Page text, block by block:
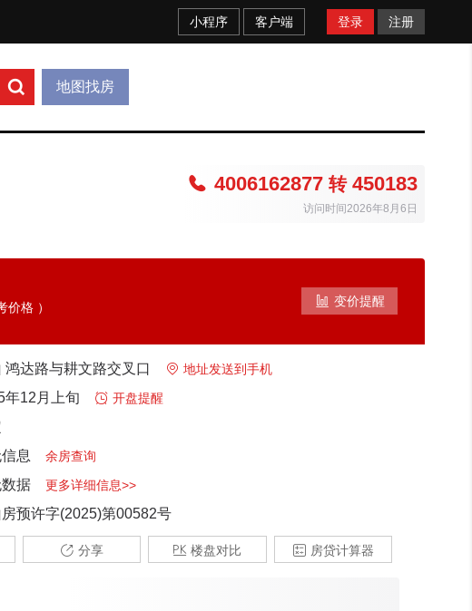
小程序 客户端 登录 注册
地图找房
 4006162877 转450183
访问时间2026年8月6日
价格 ）  变价提醒
鸿达路与耕文路交叉口  地址发送到手机
年12月上旬  开盘提醒
息 余房查询
据 更多详细信息>>
预许字(2025)第00582号
 分享  楼盘对比  房贷计算器